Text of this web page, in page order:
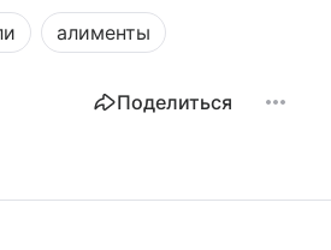
алименты
Поделиться